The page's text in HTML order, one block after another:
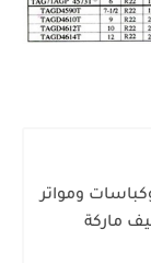
ومواتر
ماركة